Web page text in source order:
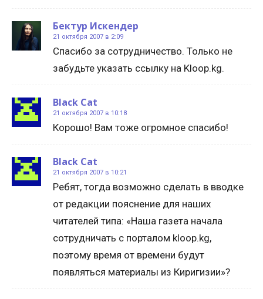
Бектур Искендер
21 октября 2007 в 2:09
Спасибо за сотрудничество. Только не
забудьте указать ссылку на Kloop.kg.
Black Cat
21 октября 2007 в 10:18
Корошо! Вам тоже огромное спасибо!
Black Cat
21 октября 2007 в 10:21
Ребят, тогда возможно сделать в вводке
от редакции пояснение для наших
читателей типа: «Наша газета начала
сотрудничать с порталом kloop.kg,
поэтому время от времени будут
появляться материалы из Киригизии»?